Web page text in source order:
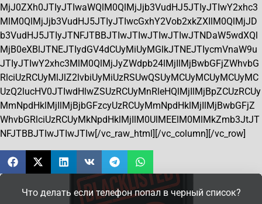
MjJ0ZXh0JTIyJTIwaWQlM0QlMjJjb3VudHJ5JTIyJTIwY2xhc3
MlM0QlMjJjb3VudHJ5JTIyJTIwcGxhY2Vob2xkZXIlM0QlMjJD
b3VudHJ5JTIyJTNFJTBBJTIwJTIwJTIwJTIwJTNDaW5wdXQl
MjB0eXBlJTNEJTIydGV4dCUyMiUyMGlkJTNEJTIycmVnaW9u
JTIyJTIwY2xhc3MlM0QlMjJyZWdpb24lMjIlMjBwbGFjZWhvbG
RlciUzRCUyMlJlZ2lvbiUyMiUzRSUwQSUyMCUyMCUyMCUyMC
UzQ2lucHV0JTIwdHlwZSUzRCUyMnRleHQlMjIlMjBpZCUzRCUy
MmNpdHklMjIlMjBjbGFzcyUzRCUyMmNpdHklMjIlMjBwbGFjZ
WhvbGRlciUzRCUyMkNpdHklMjIlM0UlMEElM0MlMkZmb3JtJT
NFJTBBJTIwJTIwJTIw[/vc_raw_html][/vc_column][/vc_row]
Что делать если телефон попал в черный список?